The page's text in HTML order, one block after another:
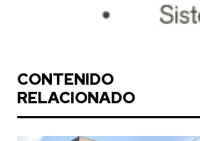
CONTENIDO
RELACIONADO